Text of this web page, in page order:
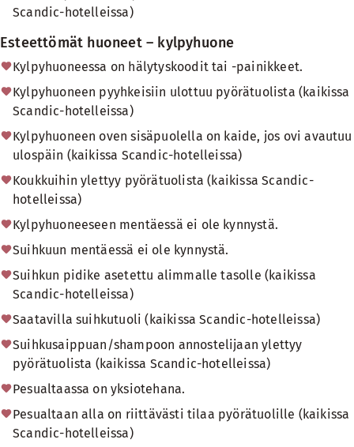
Scandic-hotelleissa)
Esteettömät huoneet – kylpyhuone
Kylpyhuoneessa on hälytyskoodit tai -painikkeet.
Kylpyhuoneen pyyhkeisiin ulottuu pyörätuolista (kaikissa
Scandic-hotelleissa)
Kylpyhuoneen oven sisäpuolella on kaide, jos ovi avautuu
ulospäin (kaikissa Scandic-hotelleissa)
Koukkuihin ylettyy pyörätuolista (kaikissa Scandic-
hotelleissa)
Kylpyhuoneeseen mentäessä ei ole kynnystä.
Suihkuun mentäessä ei ole kynnystä.
Suihkun pidike asetettu alimmalle tasolle (kaikissa
Scandic-hotelleissa)
Saatavilla suihkutuoli (kaikissa Scandic-hotelleissa)
Suihkusaippuan/shampoon annostelijaan ylettyy
pyörätuolista (kaikissa Scandic-hotelleissa)
Pesualtaassa on yksiotehana.
Pesualtaan alla on riittävästi tilaa pyörätuolille (kaikissa
Scandic-hotelleissa)